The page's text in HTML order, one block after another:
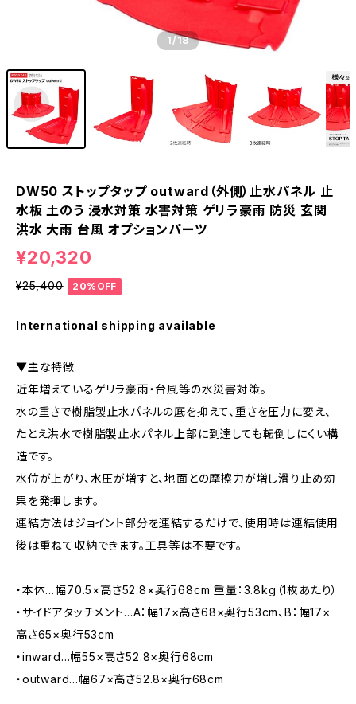
1/18
DW50 ストップタップ outward（外側）止水パネル 止
水板 土のう 浸水対策 水害対策 ゲリラ豪雨 防災 玄関
洪水 大雨 台風 オプションパーツ
¥20,320
¥25,400 20%OFF
International shipping available
▼主な特徴
近年増えているゲリラ豪雨・台風等の水災害対策。
水の重さで樹脂製止水パネルの底を抑えて、重さを圧力に変え、
たとえ洪水で樹脂製止水パネル上部に到達しても転倒しにくい構
造です。
水位が上がり、水圧が増すと、地面との摩擦力が増し滑り止め効
果を発揮します。
連結方法はジョイント部分を連結するだけで、使用時は連結使用
後は重ねて収納できます。工具等は不要です。
・本体…幅70.5×高さ52.8×奥行68cm 重量：3.8kg（1枚あたり）
・サイドアタッチメント…A：幅17×高さ68×奥行53cm、B：幅17×
高さ65×奥行53cm
・inward…幅55×高さ52.8×奥行68cm
・outward…幅67×高さ52.8×奥行68cm